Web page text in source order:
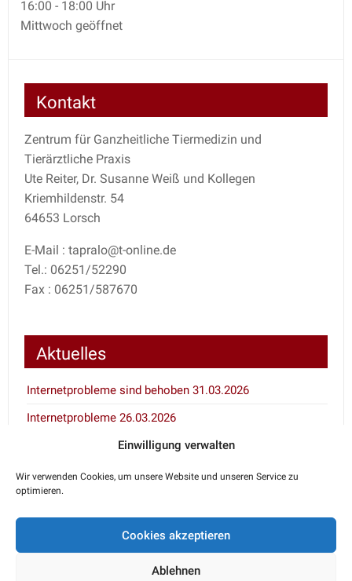
Einwilligung verwalten
Wir verwenden Cookies, um unsere Website und unseren Service zu
optimieren.
Cookies akzeptieren
Ablehnen
16:00 - 18:00 Uhr
Mittwoch geöffnet
Kontakt
Zentrum für Ganzheitliche Tiermedizin und
Tierärztliche Praxis
Ute Reiter, Dr. Susanne Weiß und Kollegen
Kriemhildenstr. 54
64653 Lorsch
E-Mail : tapralo@t-online.de
Tel.: 06251/52290
Fax : 06251/587670
Aktuelles
Internetprobleme sind behoben 31.03.2026
Internetprobleme 26.03.2026
Inventur 7.1. und 8.1.2026
Notdienstkalender
Den aktuellen Notdienst erfahren Sie über den
telefonischen Anrufbeantworter Ihres Haustierarztes